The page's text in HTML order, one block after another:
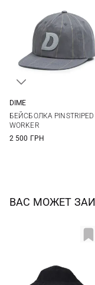
DIME
БЕЙСБОЛКА PINSTRIPED
WORKER
2 500 ГРН
ВАС МОЖЕТ